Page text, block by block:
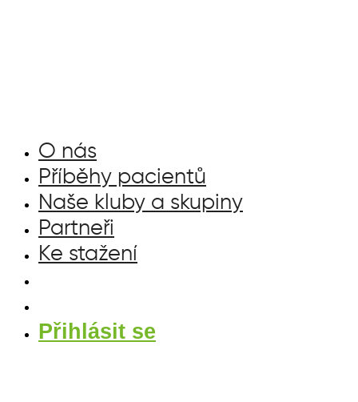
obsahuO nás
Příběhy pacientů
Naše kluby a skupiny
Partneři
Ke stažení
Přihlásit se